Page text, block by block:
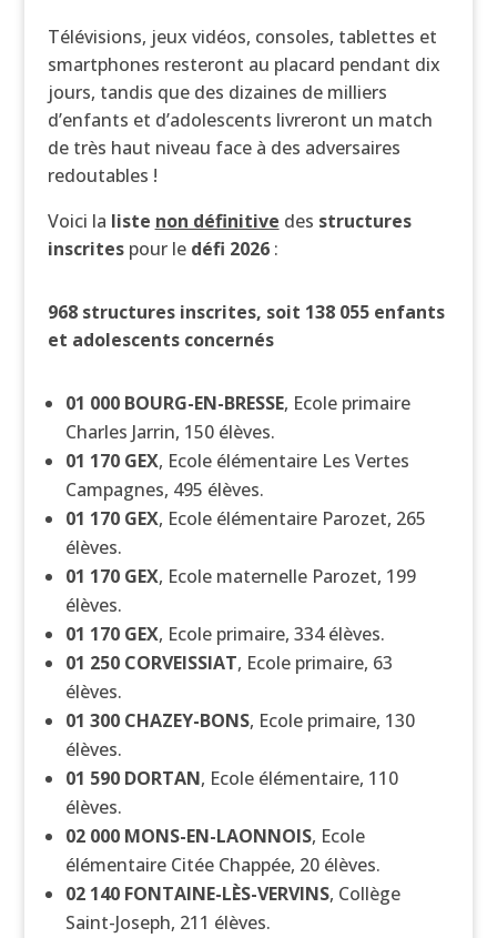
Télévisions, jeux vidéos, consoles, tablettes et
smartphones resteront au placard pendant dix
jours, tandis que des dizaines de milliers
d’enfants et d’adolescents livreront un match
de très haut niveau face à des adversaires
redoutables !
Voici la liste non définitive des structures
inscritespour le défi 2026:
968 structures inscrites, soit 138 055 enfants
et adolescents concernés
01 000 BOURG-EN-BRESSE, Ecole primaire
Charles Jarrin, 150 élèves.
01 170 GEX, Ecole élémentaire Les Vertes
Campagnes, 495 élèves.
01 170 GEX, Ecole élémentaire Parozet, 265
élèves.
01 170 GEX, Ecole maternelle Parozet, 199
élèves.
01 170 GEX, Ecole primaire, 334 élèves.
01 250 CORVEISSIAT, Ecole primaire, 63
élèves.
01 300 CHAZEY-BONS, Ecole primaire, 130
élèves.
01 590 DORTAN, Ecole élémentaire, 110
élèves.
02 000 MONS-EN-LAONNOIS, Ecole
élémentaire Citée Chappée, 20 élèves.
02 140 FONTAINE-LÈS-VERVINS, Collège
Saint-Joseph, 211 élèves.